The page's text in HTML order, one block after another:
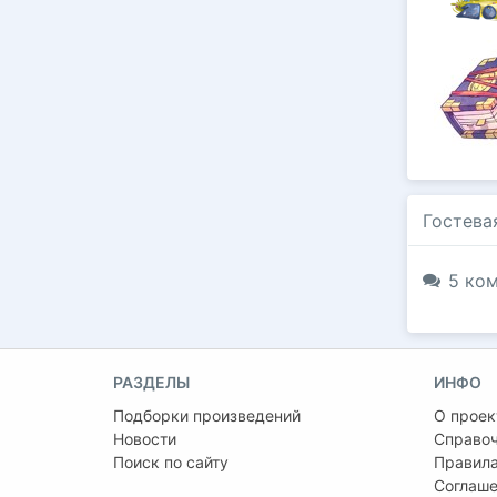
5
РАЗДЕЛЫ
Подборки произведений
Новости
Поиск по сайту
ИНФО
О